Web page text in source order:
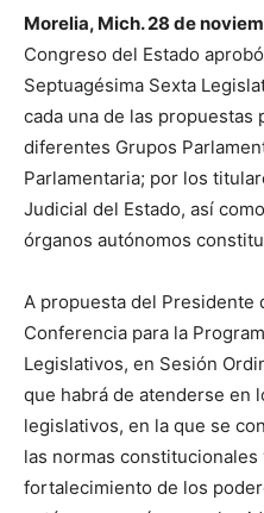
Morelia, Mich. 28 de
Congreso del Estado
Septuagésima Sexta
cada una de las propuestas
diferentes Grupos
Parlamentaria; por los
Judicial del Estado, así
órganos autónomos
A propuesta del Presidente
Conferencia para la
Legislativos, en Sesión
que habrá de atenderse en
legislativos, en la que se
las normas constitucionales
fortalecimiento de los